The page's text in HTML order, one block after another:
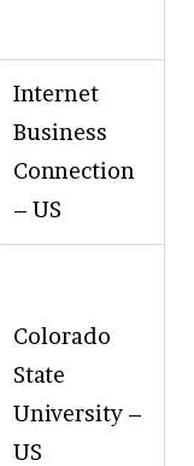
Internet
Business
Connection
– US
Colorado
State
University –
US